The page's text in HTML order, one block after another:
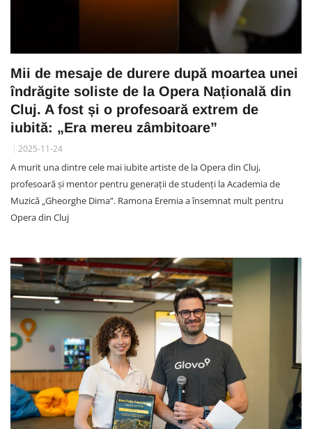
Mii de mesaje de durere după moartea unei
îndrăgite soliste de la Opera Națională din
Cluj. A fost și o profesoară extrem de
iubită: „Era mereu zâmbitoare”
2025-11-24
A murit una dintre cele mai iubite artiste de la Opera din Cluj,
profesoară și mentor pentru generații de studenți la Academia de
Muzică „Gheorghe Dima”. Ramona Eremia a însemnat mult pentru
Opera din Cluj